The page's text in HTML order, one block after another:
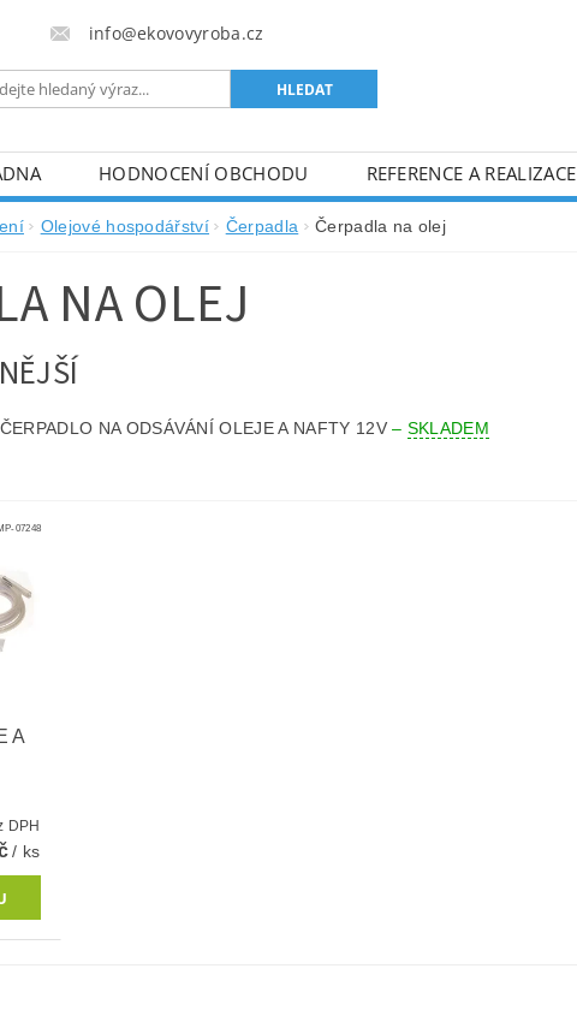
info@ekovovyroba.cz
HODNOCENÍ OBCHODU REFERENCE A REALIZACE
Olejové hospodářství Čerpadla Čerpadla na olej
NA OLEJ
ČERPADLO NA ODSÁVÁNÍ OLEJE A NAFTY 12V– SKLADEM
07248
A
bez DPH
/ ks